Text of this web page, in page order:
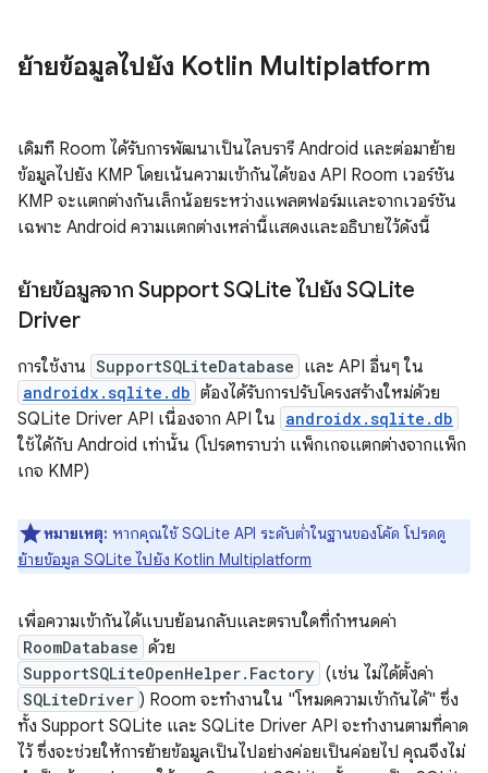
ย้ายข้อมูลไปยัง Kotlin Multiplatform
เดิมที Room ได้รับการพัฒนาเป็นไลบรารี Android และต่อมาย้าย
ข้อมูลไปยัง KMP โดยเน้นความเข้ากันได้ของ API Room เวอร์ชัน
KMP จะแตกต่างกันเล็กน้อยระหว่างแพลตฟอร์มและจากเวอร์ชัน
เฉพาะ Android ความแตกต่างเหล่านี้แสดงและอธิบายไว้ดังนี้
ย้ายข้อมูลจาก Support SQLite ไปยัง SQLite
Driver
การใช้งาน SupportSQLiteDatabase และ API อื่นๆ ใน
androidx.sqlite.db ต้องได้รับการปรับโครงสร้างใหม่ด้วย
SQLite Driver API เนื่องจาก API ใน androidx.sqlite.db
ใช้ได้กับ Android เท่านั้น (โปรดทราบว่า แพ็กเกจแตกต่างจากแพ็ก
เกจ KMP)
หมายเหตุ: หากคุณใช้ SQLite API ระดับต่ำในฐานของโค้ด โปรดดู
ย้ายข้อมูล SQLite ไปยัง Kotlin Multiplatform
เพื่อความเข้ากันได้แบบย้อนกลับและตราบใดที่กำหนดค่า
RoomDatabase ด้วย
SupportSQLiteOpenHelper.Factory (เช่น ไม่ได้ตั้งค่า
SQLiteDriver ) Room จะทำงานใน "โหมดความเข้ากันได้" ซึ่ง
ทั้ง Support SQLite และ SQLite Driver API จะทำงานตามที่คาด
ไว้ ซึ่งจะช่วยให้การย้ายข้อมูลเป็นไปอย่างค่อยเป็นค่อยไป คุณจึงไม่